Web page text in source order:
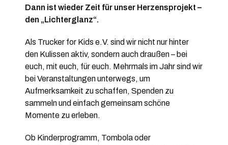
Dann ist wieder Zeit für unser Herzensprojekt –
den „Lichterglanz“.
Als Trucker for Kids e.V. sind wir nicht nur hinter
den Kulissen aktiv, sondern auch draußen – bei
euch, mit euch, für euch. Mehrmals im Jahr sind wir
bei Veranstaltungen unterwegs, um
Aufmerksamkeit zu schaffen, Spenden zu
sammeln und einfach gemeinsam schöne
Momente zu erleben.
Ob Kinderprogramm, Tombola oder